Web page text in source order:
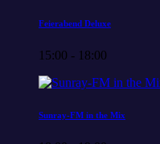
Feierabend Deluxe
15:00 - 18:00
Sunray-FM in the Mix